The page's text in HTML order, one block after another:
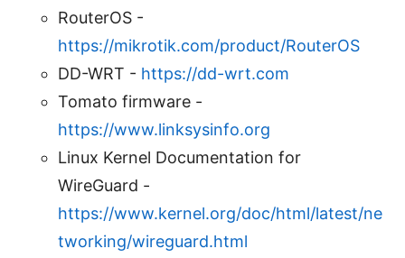
RouterOS -
https://mikrotik.com/product/RouterOS
DD-WRT - https://dd-wrt.com
Tomato firmware -
https://www.linksysinfo.org
Linux Kernel Documentation for
WireGuard -
https://www.kernel.org/doc/html/latest/ne
tworking/wireguard.html